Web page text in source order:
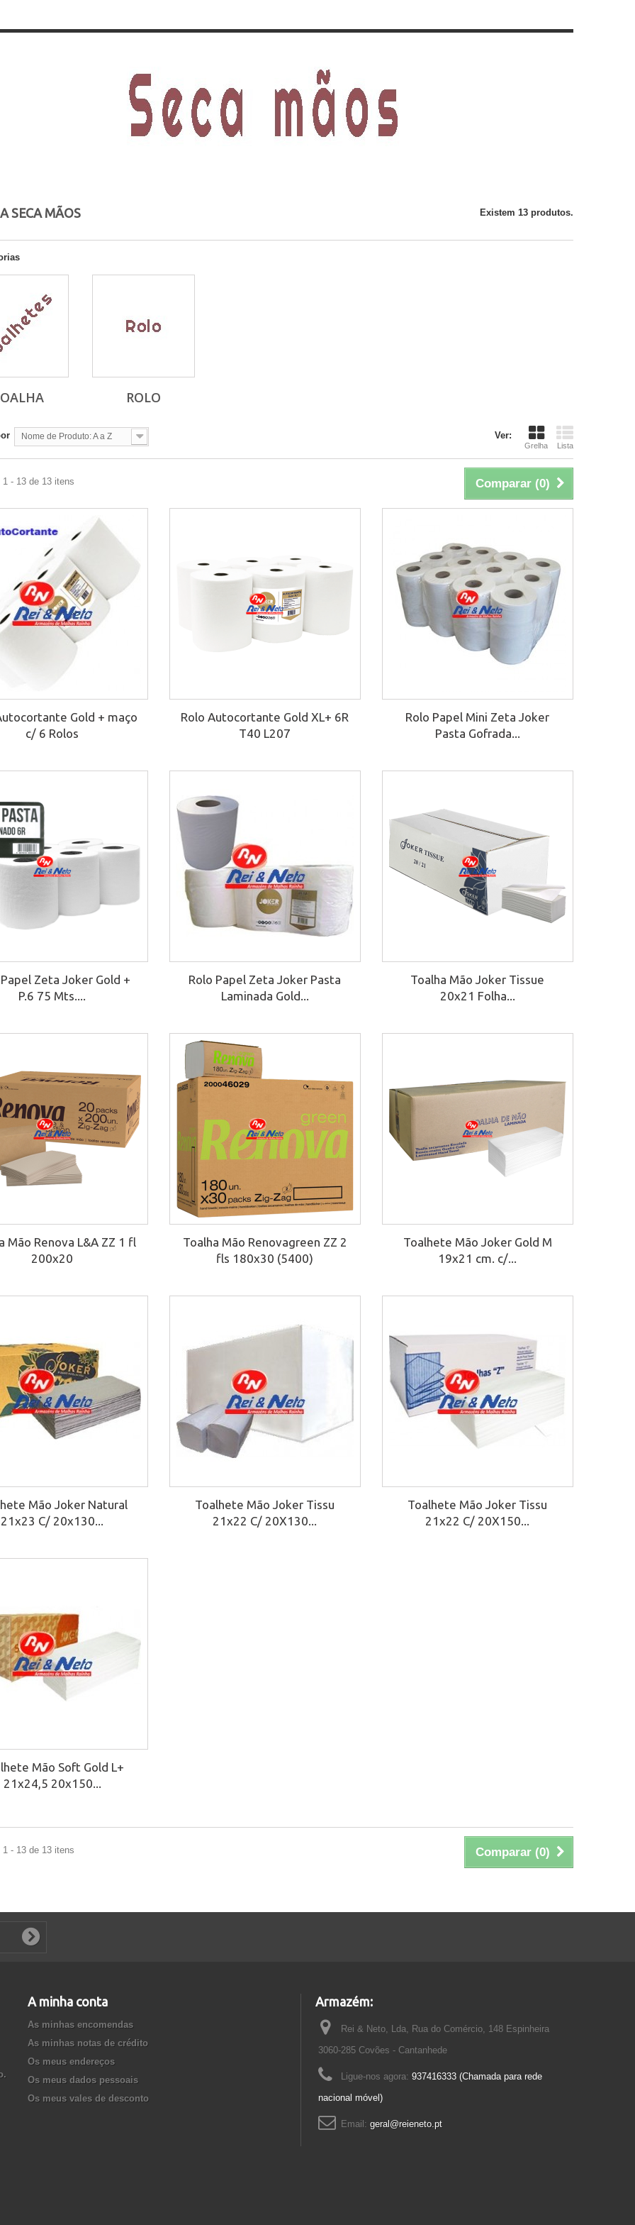
SECA MÃOS Existem 13 produtos.
ROLO
Ver:
Grelha Lista
Nome de Produto: A a Z
Comparar (0)
1 - 13 de 13 itens
Gold + maço
c/ 6 Rolos
Rolo Autocortante Gold XL+ 6R
T40 L207
Rolo Papel Mini Zeta Joker
Pasta Gofrada...
Zeta Joker Gold +
P.6 75 Mts....
Rolo Papel Zeta Joker Pasta
Laminada Gold...
Toalha Mão Joker Tissue
20x21 Folha...
Mão Renova L&A ZZ 1 fl
200x20
Toalha Mão Renovagreen ZZ 2
fls 180x30 (5400)
Toalhete Mão Joker Gold M
19x21 cm. c/...
Mão Joker Natural
21x23 C/ 20x130...
Toalhete Mão Joker Tissu
21x22 C/ 20X130...
Toalhete Mão Joker Tissu
21x22 C/ 20X150...
Mão Soft Gold L+
21x24,5 20x150...
Comparar (0)
1 - 13 de 13 itens
A minha conta
As minhas encomendas
As minhas notas de crédito
Os meus endereços
Os meus dados pessoais
Os meus vales de desconto
Armazém:
Rei & Neto, Lda, Rua do Comércio, 148 Espinheira
3060-285 Covões - Cantanhede
Ligue-nos agora: 937416333 (Chamada para rede
nacional móvel)
Email: geral@reieneto.pt